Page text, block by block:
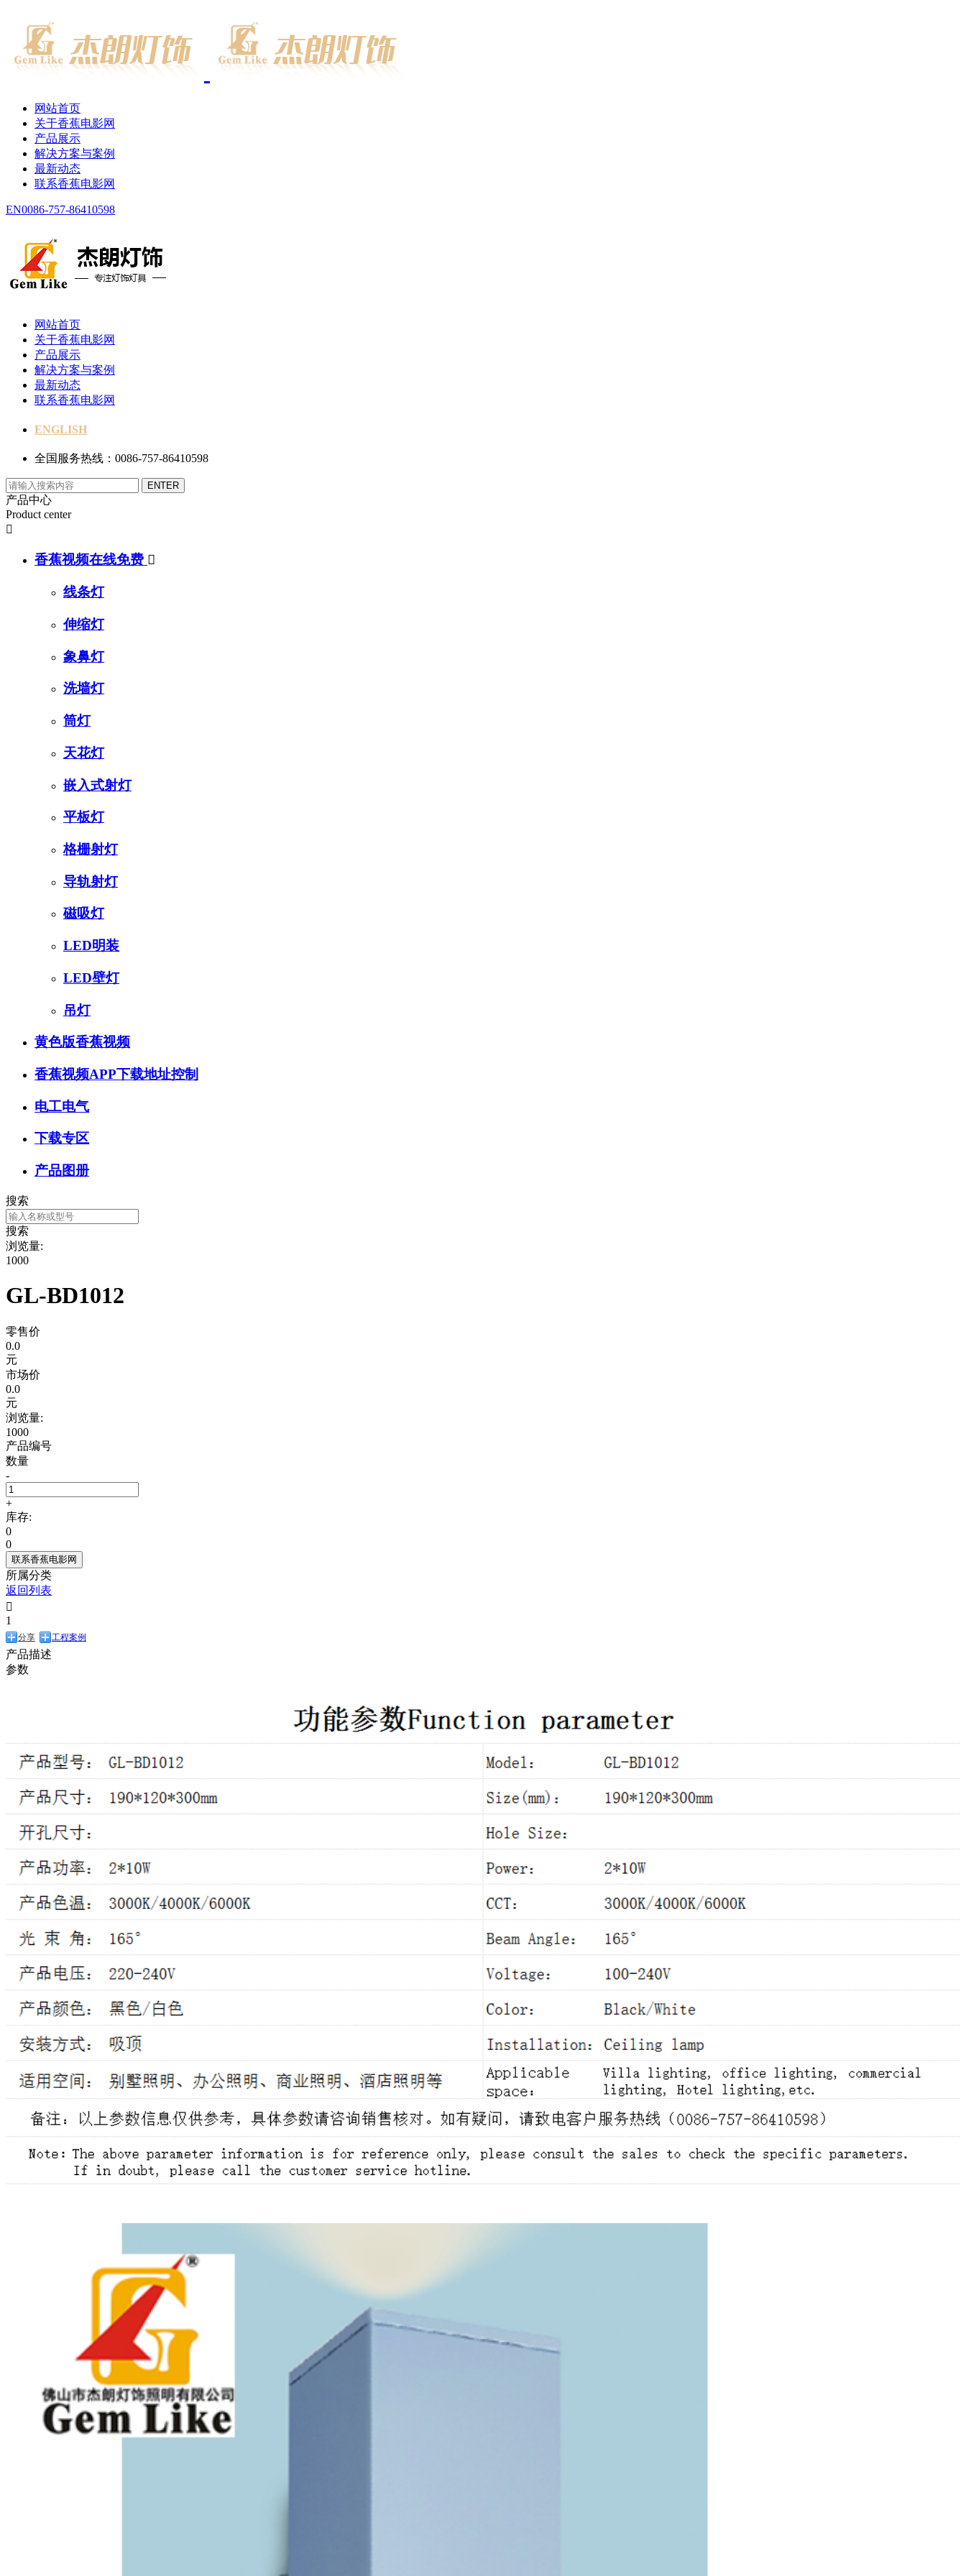
网站首页
关于香蕉电影网
产品展示
解决方案与案例
最新动态
联系香蕉电影网
EN0086-757-86410598
网站首页
关于香蕉电影网
产品展示
解决方案与案例
最新动态
联系香蕉电影网
ENGLISH
全国服务热线：0086-757-86410598
产品中心
Product center

香蕉视频在线免费 
线条灯
伸缩灯
象鼻灯
洗墙灯
筒灯
天花灯
嵌入式射灯
平板灯
格栅射灯
导轨射灯
磁吸灯
LED明装
LED壁灯
吊灯
黄色版香蕉视频
香蕉视频APP下载地址控制
电工电气
下载专区
产品图册
搜索
搜索
浏览量:
1000
GL-BD1012
零售价
0.0
元
市场价
0.0
元
浏览量:
1000
产品编号
数量
-
+
库存:
0
0
联系香蕉电影网
所属分类
返回列表

1
分享 工程案例
产品描述
参数